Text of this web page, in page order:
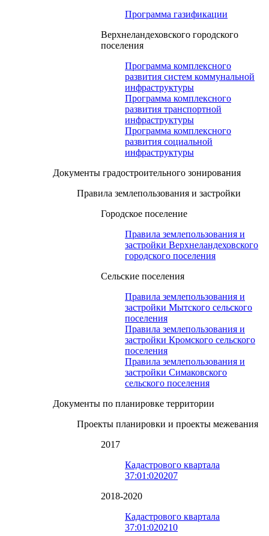
Программа газификации
Верхнеландеховского городского
поселения
Программа комплексного
развития систем коммунальной
инфраструктуры
Программа комплексного
развития транспортной
инфраструктуры
Программа комплексного
развития социальной
инфраструктуры
Документы градостроительного зонирования
Правила землепользования и застройки
Городское поселение
Правила землепользования и
застройки Верхнеландеховского
городского поселения
Сельские поселения
Правила землепользования и
застройки Мытского сельского
поселения
Правила землепользования и
застройки Кромского сельского
поселения
Правила землепользования и
застройки Симаковского
сельского поселения
Документы по планировке территории
Проекты планировки и проекты межевания
2017
Кадастрового квартала
37:01:020207
2018-2020
Кадастрового квартала
37:01:020210